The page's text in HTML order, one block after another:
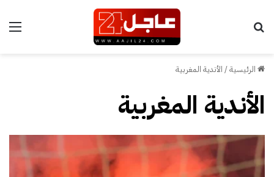
الرئيسية/ الأندية المغربية
الأندية المغربية